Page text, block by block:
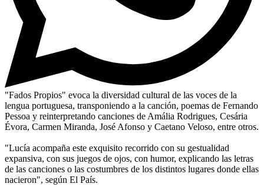
"Fados Propios" evoca la diversidad cultural de las voces de la
lengua portuguesa, transponiendo a la canción, poemas de Fernando
Pessoa y reinterpretando canciones de Amália Rodrigues, Cesária
Évora, Carmen Miranda, José Afonso y Caetano Veloso, entre otros.
"Lucía acompaña este exquisito recorrido con su gestualidad
expansiva, con sus juegos de ojos, con humor, explicando las letras
de las canciones o las costumbres de los distintos lugares donde ellas
nacieron", según El País.